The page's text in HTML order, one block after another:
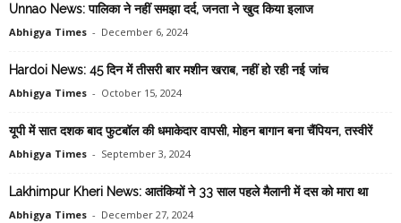
Unnao News: पालिका ने नहीं समझा दर्द, जनता ने खुद किया इलाज
Abhigya Times - December 6, 2024
Hardoi News: 45 दिन में तीसरी बार मशीन खराब, नहीं हो रही नई जांच
Abhigya Times - October 15, 2024
यूपी में सात दशक बाद फुटबॉल की धमाकेदार वापसी, मोहन बागान बना चैंपियन, तस्वीरें
Abhigya Times - September 3, 2024
Lakhimpur Kheri News: आतंकियों ने 33 साल पहले मैलानी में दस को मारा था
Abhigya Times - December 27, 2024